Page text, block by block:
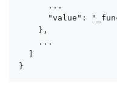
      ...
"value":
    },
    ...
  ]
}